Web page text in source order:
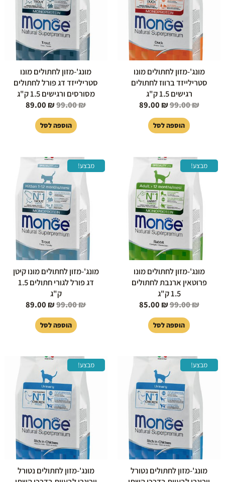
מונג'-מזון לחתולים מונו
סטרילייזד ברווז לחתולים
רגישים 1.5 ק"ג
99.00₪
89.00 ₪
הוספה לסל
מונג'-מזון לחתולים מונו
סטרילייזד דג פורל לחתולים
מסורסים ורגישים 1.5 ק"ג
99.00₪
89.00 ₪
הוספה לסל
מבצע!
מונג'-מזון לחתולים מונו
פרוטאין ארנבת לחתולים
1.5 ק"ג
99.00₪
המחיר
המקורי
היה:
99.00 ₪.
85.00 ₪
הוא:
85.00 ₪.
הוספה לסל
מבצע!
מונג'-מזון לחתולים מונו קיטן
דג פורל לגורי חתולים 1.5
ק"ג
99.00₪
המחיר
המקורי
היה:
99.00 ₪.
89.00 ₪
הוא:
89.00 ₪.
הוספה לסל
מבצע!
מונג'-מזון לחתולים נטורל
המחיר
המקורי
היה:
99.00 ₪.
הוא:
85.00 ₪.
מבצע!
מונג'-מזון לחתולים נטורל
המחיר
המקורי
היה:
399.00 ₪.
₪.